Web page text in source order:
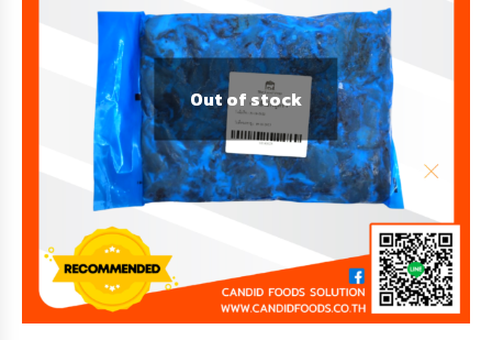
Out of stock